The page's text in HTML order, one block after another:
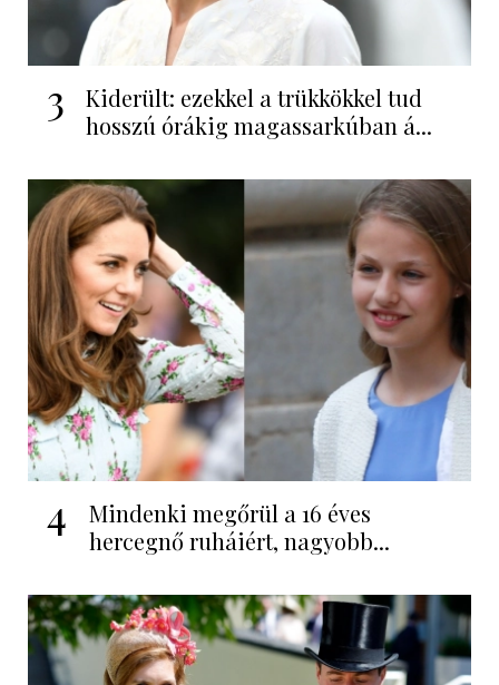
3
Kiderült: ezekkel a trükkökkel tud
hosszú órákig magassarkúban á...
4
Mindenki megőrül a 16 éves
hercegnő ruháiért, nagyobb...